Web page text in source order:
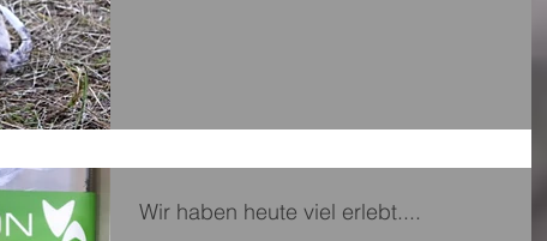
Wir haben heute viel erlebt....